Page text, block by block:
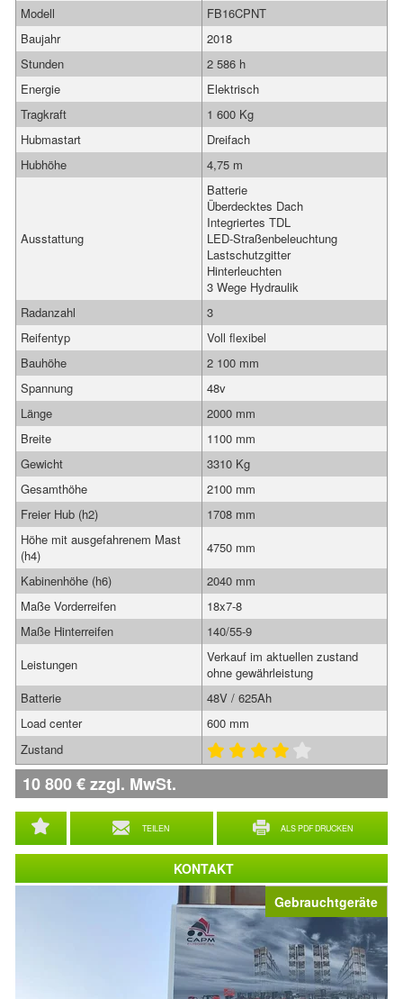
Gebrauchtgeräte
TEILEN ALS PDF DRUCKEN
Modell
FB16CPNT
Baujahr
2018
Stunden
2 586 h
Energie
Elektrisch
Tragkraft
1 600 Kg
Hubmastart
Dreifach
Hubhöhe
4,75 m
Ausstattung
Batterie
Überdecktes Dach
Integriertes TDL
LED-Straßenbeleuchtung
Lastschutzgitter
Hinterleuchten
3 Wege Hydraulik
Radanzahl
3
Reifentyp
Voll flexibel
Bauhöhe
2 100 mm
Spannung
48v
Länge
2000 mm
Breite
1100 mm
Gewicht
3310 Kg
Gesamthöhe
2100 mm
Freier Hub (h2)
1708 mm
Höhe mit ausgefahrenem Mast
(h4)
4750 mm
Kabinenhöhe (h6)
2040 mm
Maße Vorderreifen
18x7-8
Maße Hinterreifen
140/55-9
Leistungen
Verkauf im aktuellen zustand
ohne gewährleistung
Batterie
48V / 625Ah
Load center
600 mm
Zustand
10 800€zzgl. MwSt.
KONTAKT